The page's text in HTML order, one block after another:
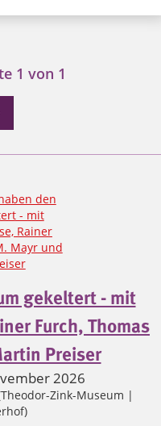
1 von 1
gekeltert - mit
Furch, Thomas
Preiser
2026
Zink-Museum |